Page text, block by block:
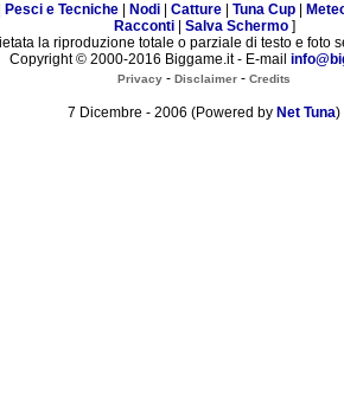
Pesci e Tecniche Nodi Catture Tuna Cup
Racconti| Salva Schermo]
la riproduzione totale o parziale di testo e foto
Copyright © 2000-2016 Biggame.it - E-mail
Privacy - Disclaimer - Credits
7 Dicembre - 2006 (Powered by Net Tuna)